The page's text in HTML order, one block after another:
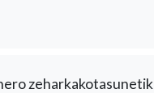
zeharkakotasunetik